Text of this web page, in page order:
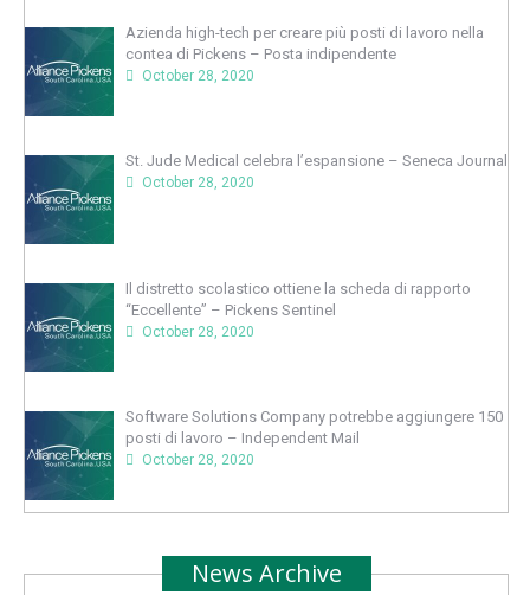
Azienda high-tech per creare più posti di lavoro nella
contea di Pickens – Posta indipendente
October 28, 2020
St. Jude Medical celebra l’espansione – Seneca Journal
October 28, 2020
Il distretto scolastico ottiene la scheda di rapporto
“Eccellente” – Pickens Sentinel
October 28, 2020
Software Solutions Company potrebbe aggiungere 150
posti di lavoro – Independent Mail
October 28, 2020
News Archive